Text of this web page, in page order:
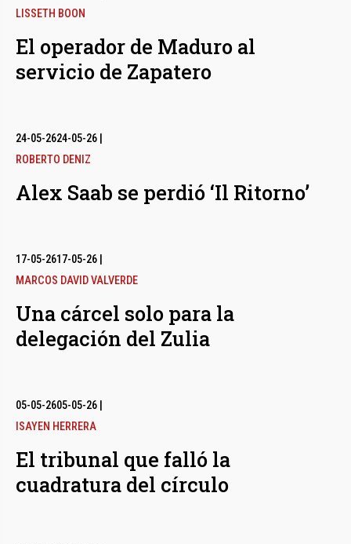
LISSETH BOON
El operador de Maduro al
servicio de Zapatero
24-05-2624-05-26
ROBERTO DENIZ
Alex Saab se perdió ‘Il Ritorno’
17-05-2617-05-26
MARCOS DAVID VALVERDE
Una cárcel solo para la
delegación del Zulia
05-05-2605-05-26
ISAYEN HERRERA
El tribunal que falló la
cuadratura del círculo